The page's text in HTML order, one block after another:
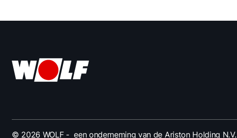
© 2026 WOLF - een onderneming van de Ariston Holding N.V.